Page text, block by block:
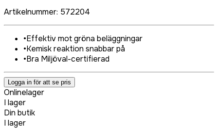
Artikelnummer: 572204
•Effektiv mot gröna beläggningar
•Kemisk reaktion snabbar på
•Bra Miljöval-certifierad
Logga in för att se pris
Onlinelager
I lager
Din butik
I lager